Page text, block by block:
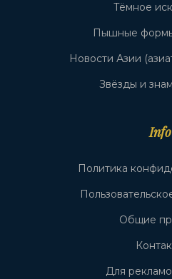
Тёмное
Пышные
Новости Азии
Звёзды и
Info
Политика
Общие
Для